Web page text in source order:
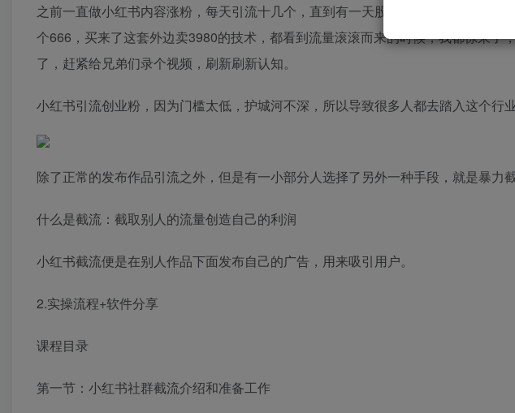
之前一直做小红书内容涨粉，每天引流十几个，直到有一天股东群里有人说，可以
个666，买来了这套外边卖3980的技术，都看到流量滚滚而来的时候，我都惊呆了
了，赶紧给兄弟们录个视频，刷新刷新认知。
小红书引流创业粉，因为门槛太低，护城河不深，所以导致很多人都去踏入这个行业
除了正常的发布作品引流之外，但是有一小部分人选择了另外一种手段，就是暴力
什么是截流：截取别人的流量创造自己的利润
小红书截流便是在别人作品下面发布自己的广告，用来吸引用户。
2.实操流程+软件分享
课程目录
第一节：小红书社群截流介绍和准备工作